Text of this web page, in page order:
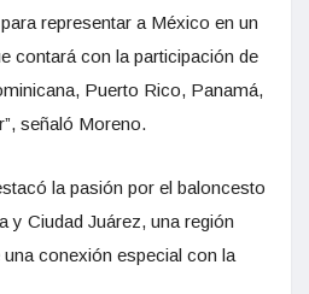
representar a México en un
contará con la participación de
Puerto Rico, Panamá,
señaló Moreno.
la pasión por el baloncesto
y Ciudad Juárez, una región
conexión especial con la